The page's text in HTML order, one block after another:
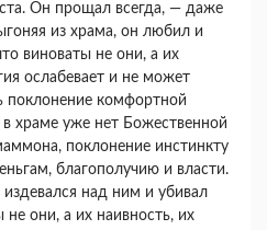
Он прощал всегда, — даже
из храма, он любил и
вино­ваты не они, а их
осла­бевает и не может
комфортной
храме уже нет Божественной
поклонение инстинкту
благополучию и власти.
над ним и убивал
не они, а их наивность, их